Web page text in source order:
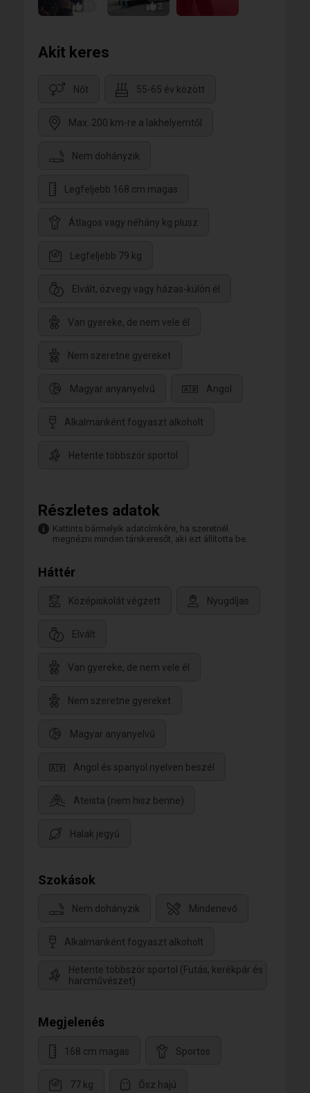
2
Akit keres
Nőt 55-65 év között
Max. 200 km-re a lakhelyemtől
Nem dohányzik
Legfeljebb 168 cm magas
Átlagos vagy néhány kg plusz
Legfeljebb 79 kg
Elvált, özvegy vagy házas-külön él
Van gyereke, de nem vele él
Nem szeretne gyereket
Magyar anyanyelvű Angol
Alkalmanként fogyaszt alkoholt
Hetente többször sportol
Részletes adatok
Kattints bármelyik adatcímkére, ha szeretnél
megnézni minden társkeresőt, aki ezt állította be.
Háttér
Középiskolát végzett Nyugdíjas
Elvált
Van gyereke, de nem vele él
Nem szeretne gyereket
Magyar anyanyelvű
Angol és spanyol nyelven beszél
Ateista (nem hisz benne)
Halak jegyű
Szokások
Nem dohányzik Mindenevő
Alkalmanként fogyaszt alkoholt
Hetente többször sportol (Futás, kerékpár és
harcművészet)
Megjelenés
168 cm magas Sportos
77 kg Ősz hajú